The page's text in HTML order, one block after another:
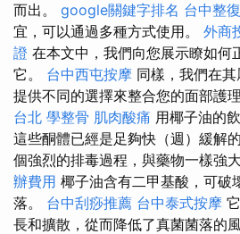
而出。 google關鍵字排名 台中整
宜，可以通過多種方式使用。 外商
證 在本文中，我們向您展示瞭如何
它。 台中西屯按摩 同樣，我們在
提供不同的選擇來整合您的面部護
台北 學整骨 肌肉酸痛 用椰子油的
這些酮體已經是足夠快（週）緩解
個強烈的排毒過程，與藥物一樣強
辦費用 椰子油含有二甲基酸，可破
落。 台中刮痧推薦 台中泰式按摩
長和擴散，從而降低了真菌菌落的